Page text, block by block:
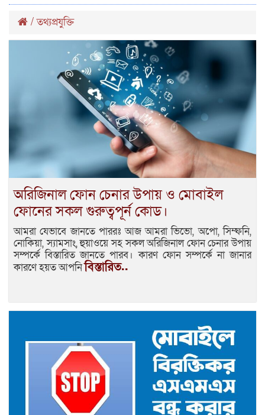
/তথ্যপ্রযুক্তি
অরিজিনাল ফোন চেনার উপায় ও মোবাইল
ফোনের সকল গুরুত্বপূর্ন কোড।
আমরা যেভাবে জানতে পাররঃ আজ আমরা ভিভো, অপো, সিম্ফনি,
নোকিয়া, স্যামসাং, হুয়াওয়ে সহ সকল অরিজিনাল ফোন চেনার উপায়
সম্পর্কে বিস্তারিত জানতে পারব। কারণ ফোন সম্পর্কে না জানার
কারণে হয়ত আপনিবিস্তারিত..